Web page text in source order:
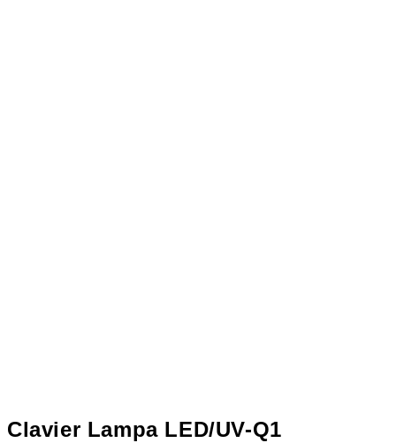
Clavier Lampa LED/UV-Q1